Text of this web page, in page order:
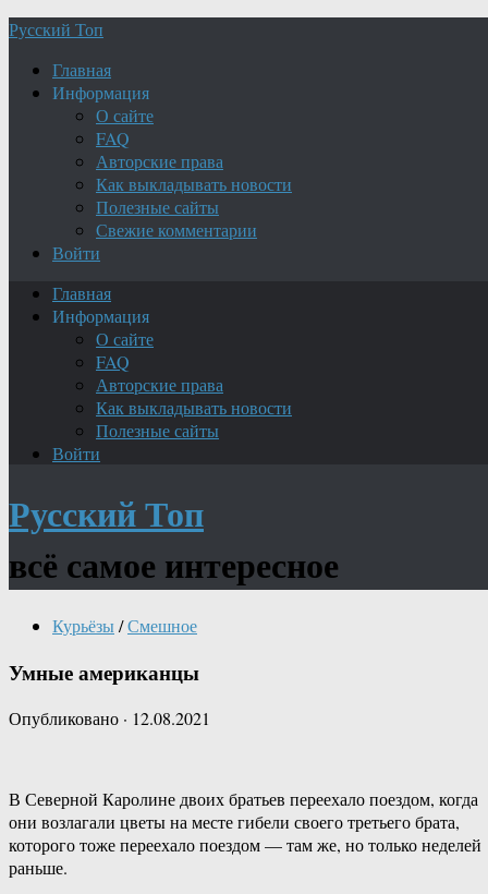
Русский Топ
Главная
Информация
О сайте
FAQ
Авторские права
Как выкладывать новости
Полезные сайты
Свежие комментарии
Войти
Главная
Информация
О сайте
FAQ
Авторские права
Как выкладывать новости
Полезные сайты
Войти
Русский Топ
всё самое интересное
Курьёзы/Смешное
Умные американцы
Опубликовано · 12.08.2021
В Северной Каролине двоих братьев переехало поездом, когда
они возлагали цветы на месте гибели своего третьего брата,
которого тоже переехало поездом — там же, но только неделей
раньше.